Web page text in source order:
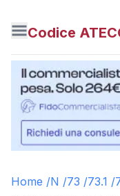
Codice
Home /N /73 /73.1 /